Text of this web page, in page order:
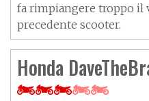
fa rimpiangere troppo il
precedente scooter.
Honda